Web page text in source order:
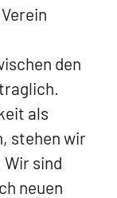
den
als
stehen wir
Wir sind
neuen